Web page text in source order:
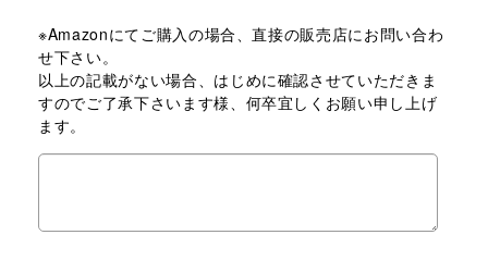
※Amazonにてご購入の場合、直接の販売店にお問い合わ
せ下さい。
以上の記載がない場合、はじめに確認させていただきま
すのでご了承下さいます様、何卒宜しくお願い申し上げ
ます。